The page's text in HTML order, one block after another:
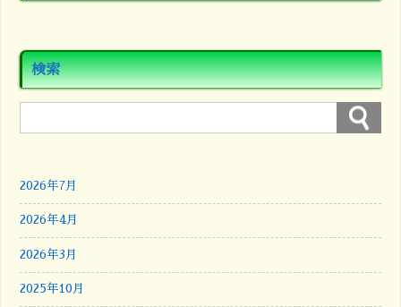
検索
2026年7月
2026年4月
2026年3月
2025年10月